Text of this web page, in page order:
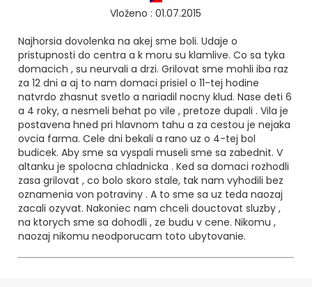
Vloženo : 01.07.2015
Najhorsia dovolenka na akej sme boli. Udaje o
pristupnosti do centra a k moru su klamlive. Co sa tyka
domacich , su neurvali a drzi. Grilovat sme mohli iba raz
za 12 dni a aj to nam domaci prisiel o 11-tej hodine
natvrdo zhasnut svetlo a nariadil nocny klud. Nase deti 6
a 4 roky, a nesmeli behat po vile , pretoze dupali . Vila je
postavena hned pri hlavnom tahu a za cestou je nejaka
ovcia farma. Cele dni bekali a rano uz o 4-tej bol
budicek. Aby sme sa vyspali museli sme sa zabednit. V
altanku je spolocna chladnicka . Ked sa domaci rozhodli
zasa grilovat , co bolo skoro stale, tak nam vyhodili bez
oznamenia von potraviny . A to sme sa uz teda naozaj
zacali ozyvat. Nakoniec nam chceli douctovat sluzby ,
na ktorych sme sa dohodli , ze budu v cene. Nikomu ,
naozaj nikomu neodporucam toto ubytovanie.